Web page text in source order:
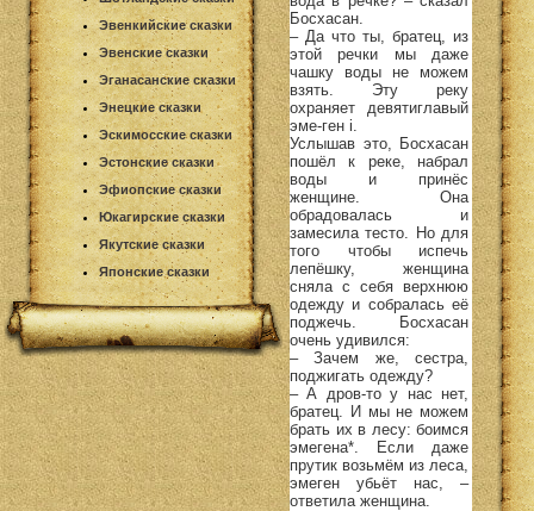
Эвенкийские сказки
Эвенские сказки
Эганасанские сказки
Энецкие сказки
Эскимосские сказки
Эстонские сказки
Эфиопские сказки
Юкагирские сказки
Якутские сказки
Японские сказки
Босхасан.
– Да что ты, братец, из
этой речки мы даже
чашку воды не можем
взять. Эту реку
охраняет девятиглавый
эме-ген i.
Услышав это, Босхасан
пошёл к реке, набрал
воды и принёс
женщине. Она
обрадовалась и
замесила тесто. Но для
того чтобы испечь
лепёшку, женщина
сняла с себя верхнюю
одежду и собралась её
поджечь. Босхасан
очень удивился:
– Зачем же, сестра,
поджигать одежду?
– А дров-то у нас нет,
братец. И мы не можем
брать их в лесу: боимся
эмегена*. Если даже
прутик возьмём из леса,
эмеген убьёт нас, –
ответила женщина.